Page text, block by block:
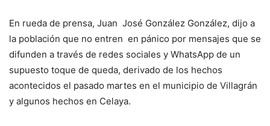
En rueda de prensa, Juan José González González, dijo a
la población que no entren en pánico por mensajes que se
difunden a través de redes sociales y WhatsApp de un
supuesto toque de queda, derivado de los hechos
acontecidos el pasado martes en el municipio de Villagrán
y algunos hechos en Celaya.